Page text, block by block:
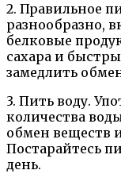
2. Правильное
разнообразно,
белковые
сахара и
замедлить
3. Пить воду.
количества
обмен веществ
Постарайтесь
день.